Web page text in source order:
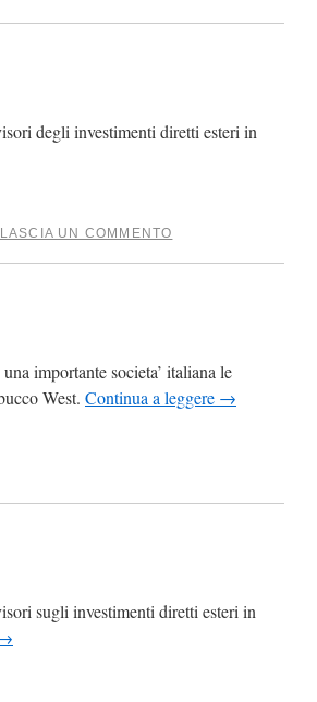
degli investimenti diretti esteri in
LASCIA UN COMMENTO
importante societa’ italiana le
West. Continua a leggere →
sugli investimenti diretti esteri in